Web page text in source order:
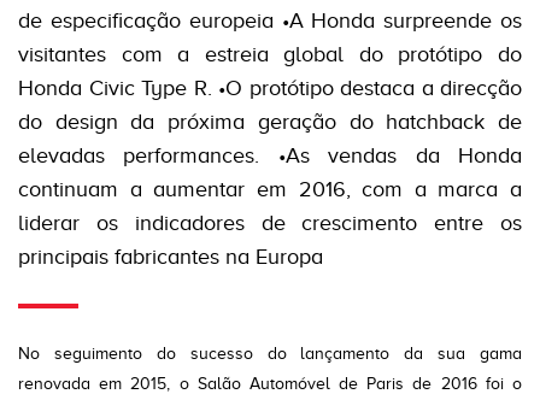
de especificação europeia •A Honda surpreende os
visitantes com a estreia global do protótipo do
Honda Civic Type R. •O protótipo destaca a direcção
do design da próxima geração do hatchback de
elevadas performances. •As vendas da Honda
continuam a aumentar em 2016, com a marca a
liderar os indicadores de crescimento entre os
principais fabricantes na Europa
No seguimento do sucesso do lançamento da sua gama
renovada em 2015, o Salão Automóvel de Paris de 2016 foi o